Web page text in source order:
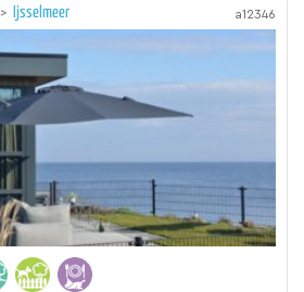
> Ijsselmeer a12346